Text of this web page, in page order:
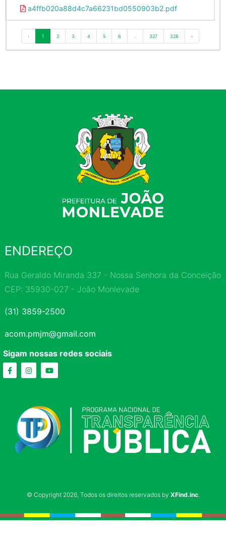
a4ffb020a88d4c7a66231bd0550903b2.pdf
‹ 1 2 3 4 5 6 327 328 ›
ENDEREÇO
Rua Geraldo Miranda 337 - Nossa Senhora da Conceição
CEP: 35930-027 - João Monlevade
(31) 3859-2500
acom.pmjm@gmail.com
Sigam nossas redes sociais
© Copyright 2026, Todos os direitos reservados by XFind.inc.